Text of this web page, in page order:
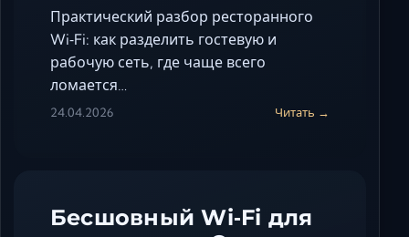
Практический разбор ресторанного
Wi‑Fi: как разделить гостевую и
рабочую сеть, где чаще всего
ломается…
24.04.2026 Читать →
Бесшовный Wi‑Fi для